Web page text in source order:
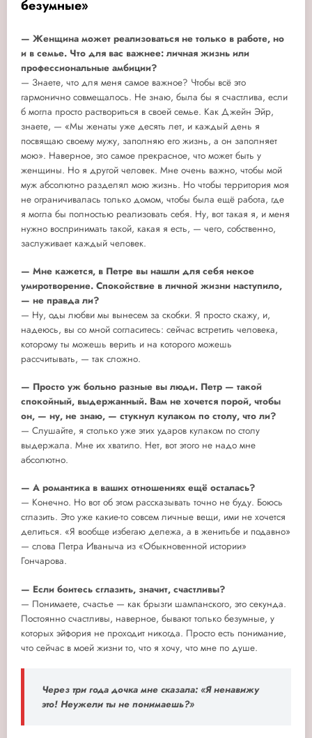
безумные»
— Женщина может реализоваться не только в работе, но
и в семье. Что для вас важнее: личная жизнь или
профессиональные амбиции?
— Знаете, что для меня самое важное? Чтобы всё это
гармонично совмещалось. Не знаю, была бы я счастлива, если
б могла просто раствориться в своей семье. Как Джейн Эйр,
знаете, — «Мы женаты уже десять лет, и каждый день я
посвящаю своему мужу, заполняю его жизнь, а он заполняет
мою». Наверное, это самое прекрасное, что может быть у
женщины. Но я другой человек. Мне очень важно, чтобы мой
муж абсолютно разделял мою жизнь. Но чтобы территория моя
не ограничивалась только домом, чтобы была ещё работа, где
я могла бы полностью реализовать себя. Ну, вот такая я, и меня
нужно воспринимать такой, какая я есть, — чего, собственно,
заслуживает каждый человек.
— Мне кажется, в Петре вы нашли для себя некое
умиротворение. Спокойствие в личной жизни наступило,
— не правда ли?
— Ну, оды любви мы вынесем за скобки. Я просто скажу, и,
надеюсь, вы со мной согласитесь: сейчас встретить человека,
которому ты можешь верить и на которого можешь
рассчитывать, — так сложно.
— Просто уж больно разные вы люди. Петр — такой
спокойный, выдержанный. Вам не хочется порой, чтобы
он, — ну, не знаю, — стукнул кулаком по столу, что ли?
— Слушайте, я столько уже этих ударов кулаком по столу
выдержала. Мне их хватило. Нет, вот этого не надо мне
абсолютно.
— А романтика в ваших отношениях ещё осталась?
— Конечно. Но вот об этом рассказывать точно не буду. Боюсь
сглазить. Это уже какие-то совсем личные вещи, ими не хочется
делиться. «Я вообще избегаю дележа, а в женитьбе и подавно»
— слова Петра Иваныча из «Обыкновенной истории»
Гончарова.
— Если боитесь сглазить, значит, счастливы?
— Понимаете, счастье — как брызги шампанского, это секунда.
Постоянно счастливы, наверное, бывают только безумные, у
которых эйфория не проходит никогда. Просто есть понимание,
что сейчас в моей жизни то, что я хочу, что мне по душе.
Через три года дочка мне сказала: «Я ненавижу
это! Неужели ты не понимаешь?»